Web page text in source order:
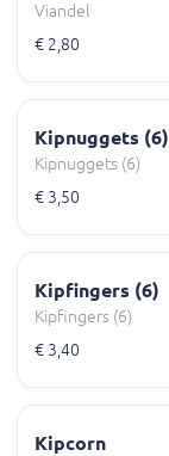
Viandel
€ 2,80
Kipnuggets (6)
Kipnuggets (6)
€ 3,50
Kipfingers (6)
Kipfingers (6)
€ 3,40
Kipcorn